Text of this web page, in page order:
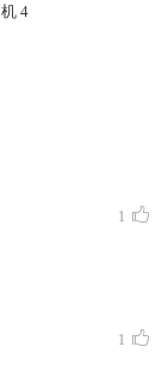
机 4
1
1